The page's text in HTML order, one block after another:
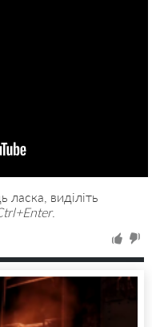
виділіть
.